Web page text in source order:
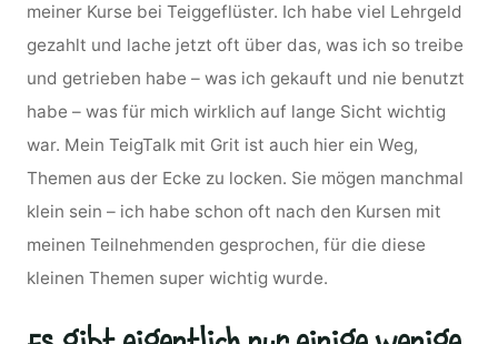
meiner Kurse bei Teiggeflüster. Ich habe viel Lehrgeld
gezahlt und lache jetzt oft über das, was ich so treibe
und getrieben habe – was ich gekauft und nie benutzt
habe – was für mich wirklich auf lange Sicht wichtig
war. Mein TeigTalk mit Grit ist auch hier ein Weg,
Themen aus der Ecke zu locken. Sie mögen manchmal
klein sein – ich habe schon oft nach den Kursen mit
meinen Teilnehmenden gesprochen, für die diese
kleinen Themen super wichtig wurde.